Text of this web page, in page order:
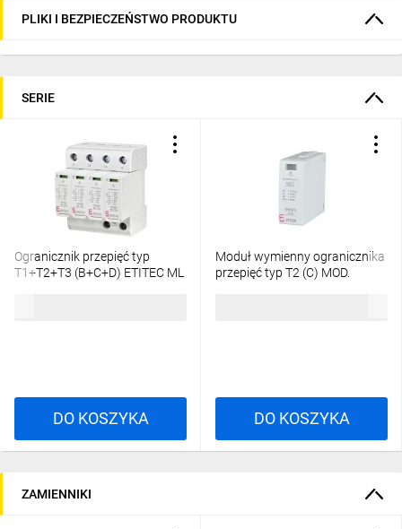
PLIKI I BEZPIECZEŃSTWO PRODUKTU
SERIE
Ogranicznik przepięć typ
T1+T2+T3 (B+C+D) ETITEC ML
DO KOSZYKA
Moduł wymienny ogranicznika
przepięć typ T2 (C) MOD.
DO KOSZYKA
ZAMIENNIKI